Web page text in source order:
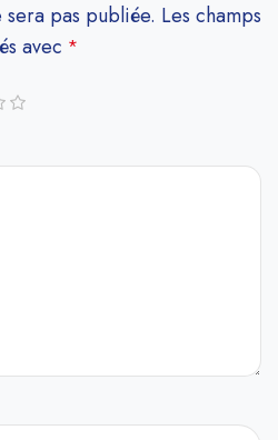
pas publiée. Les champs
avec *